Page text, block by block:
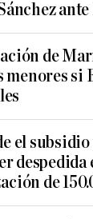
de
si
el subsidio
de